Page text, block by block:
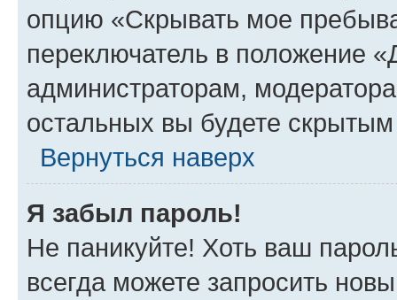
опцию «Скрывать мое
переключатель в положение
администраторам,
остальных вы будете
Вернуться наверх
Я забыл пароль!
Не паникуйте! Хоть ваш
всегда можете запросить